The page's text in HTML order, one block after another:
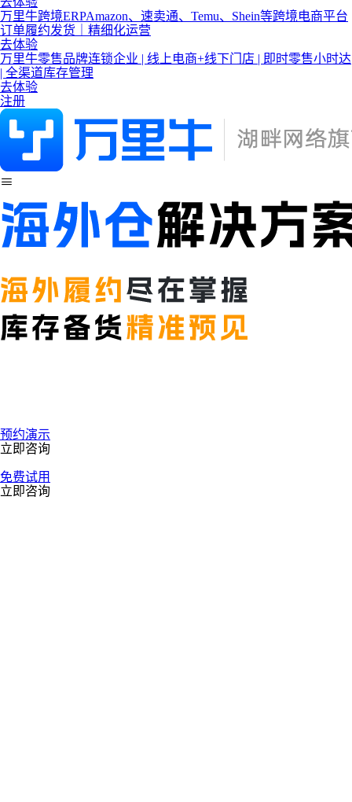
万里牛跨境ERPAmazon、速卖通、Temu、Shein等跨境电商平台
订单履约发货｜精细化运营
去体验
万里牛零售品牌连锁企业 | 线上电商+线下门店 | 即时零售小时达
| 全渠道库存管理
去体验
注册
预约演示
立即咨询
免费试用
立即咨询